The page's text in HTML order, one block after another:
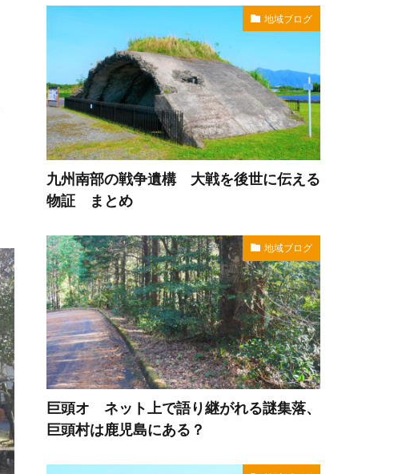
地域ブログ
九州南部の戦争遺構 大戦を後世に伝える
物証 まとめ
地域ブログ
巨頭オ ネット上で語り継がれる謎集落、
巨頭村は鹿児島にある？